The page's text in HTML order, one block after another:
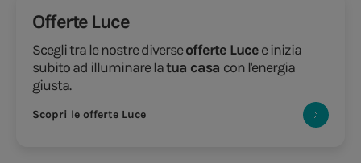
Offerte Luce
Scegli tra le nostre diverseofferte Lucee inizia
subito ad illuminare latua casa con l'energia
giusta.
Scopri le offerte Luce